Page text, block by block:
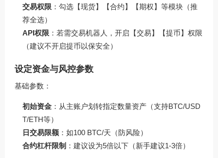
交易权限 ：勾选【现货】【合约】【期权】等模块（推
荐全选）
API权限 ：若需交易机器人，开启【交易】【提币】权限
（建议不开启提币以保安全）
设定资金与风控参数
基础参数：
初始资金 ：从主账户划转指定数量资产（支持BTC/USD
T/ETH等）
日交易限额 ：如100 BTC/天（防风险）
合约杠杆限制 ：建议设为5倍以下（新手建议1-3倍）